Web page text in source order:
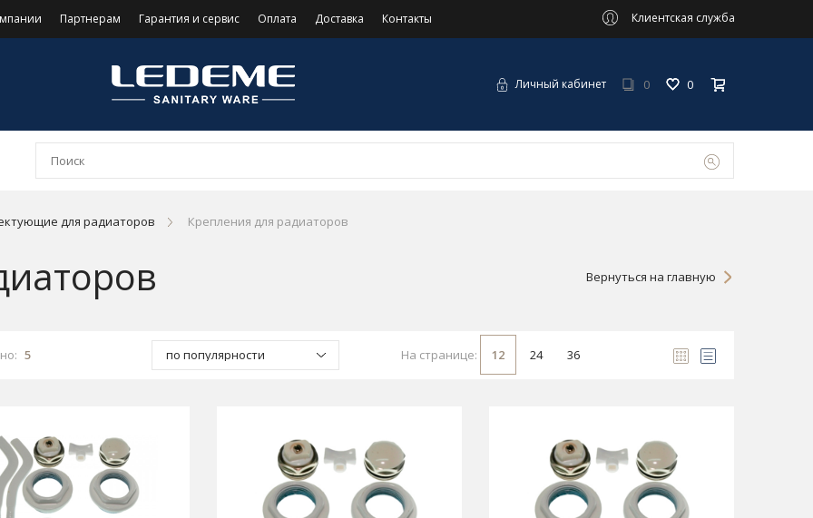
Партнерам Гарантия и сервис Оплата Доставка Контакты Клиентская служба
Личный кабинет 0 0
для радиаторов Крепления для радиаторов
Вернуться на главную
5 На странице: 12 24 36